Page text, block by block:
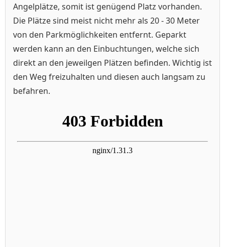
Angelplätze, somit ist genügend Platz vorhanden.
Die Plätze sind meist nicht mehr als 20 - 30 Meter
von den Parkmöglichkeiten entfernt. Geparkt
werden kann an den Einbuchtungen, welche sich
direkt an den jeweilgen Plätzen befinden. Wichtig ist
den Weg freizuhalten und diesen auch langsam zu
befahren.